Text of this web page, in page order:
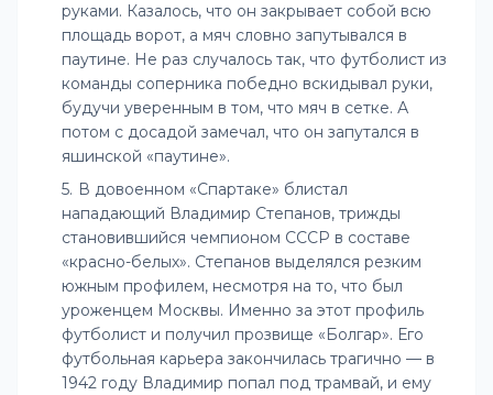
руками. Казалось, что он закрывает собой всю
площадь ворот, а мяч словно запутывался в
паутине. Не раз случалось так, что футболист из
команды соперника победно вскидывал руки,
будучи уверенным в том, что мяч в сетке. А
потом с досадой замечал, что он запутался в
яшинской «паутине».
В довоенном «Спартаке» блистал
нападающий Владимир Степанов, трижды
становившийся чемпионом СССР в составе
«красно-белых». Степанов выделялся резким
южным профилем, несмотря на то, что был
уроженцем Москвы. Именно за этот профиль
футболист и получил прозвище «Болгар». Его
футбольная карьера закончилась трагично — в
1942 году Владимир попал под трамвай, и ему